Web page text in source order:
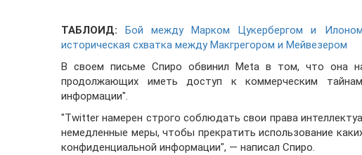
ТАБЛОИД:
Бой между Марком Цукербергом и
историческая схватка между Макгрегором и Мейвезером
В своем письме Спиро обвинил Meta в том, что она
продолжающих иметь доступ к коммерческим
информации".
"Twitter намерен строго соблюдать свои права
немедленные меры, чтобы прекратить использование
конфиденциальной информации", — написал Спиро.